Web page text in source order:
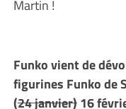
Martin !
Funko vient de
figurines Funko de
(24 janvier)16